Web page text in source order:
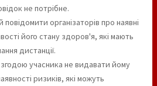
не потрібне.
організаторів про наявні
його стану здоров'я, які мають
дистанції.
учасника не видавати йому
ризиків, які можуть